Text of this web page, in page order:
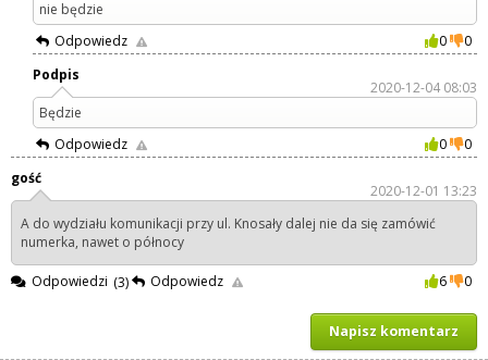
nie będzie
Odpowiedz
0
0
Podpis
2020-12-04 08:03
Będzie
Odpowiedz
0
0
gość
2020-12-01 13:23
A do wydziału komunikacji przy ul. Knosały dalej nie da się zamówić
numerka, nawet o północy
Odpowiedzi (3) Odpowiedz 6 0
Napisz komentarz